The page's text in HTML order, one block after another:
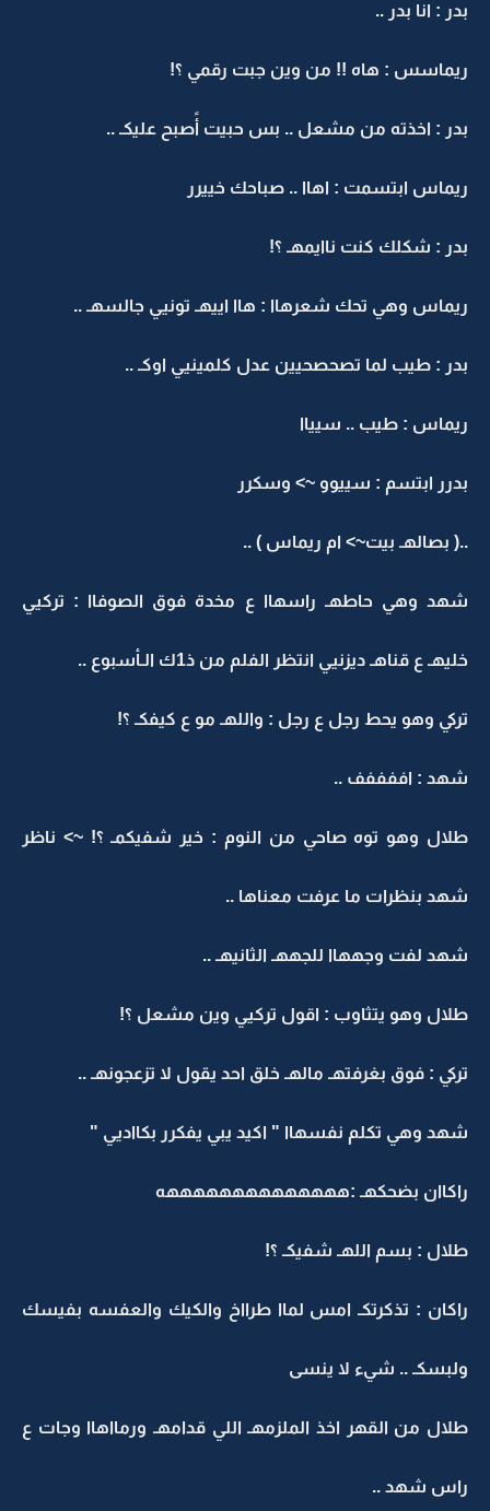
بدر : انا بدر ..
ريماسس : هاه !! من وين جبت رقمي ؟!
بدر : اخذته من مشعل .. بس حبيت أًصبح عليكـ ..
ريماس ابتسمت : اهاا .. صباحك خييرر
بدر : شكلك كنت ناايمهـ ؟!
ريماس وهي تحك شعرهاا : هاا اييهـ تونيي جالسهـ ..
بدر : طيب لما تصحصحيين عدل كلمينيي اوكـ ..
ريماس : طيب .. سيياا
بدرر ابتسم : سييوو ~> وسكرر
..( بصالهـ بيت~> ام ريماس ) ..
شهد وهي حاطهـ راسهاا ع مخدة فوق الصوفاا : تركيي
خليهـ ع قناهـ ديزنيي انتظر الفلم من ذ1ك الـأسبوع ..
تركي وهو يحط رجل ع رجل : واللهـ مو ع كيفكـ ؟!
شهد : اففففف ..
طلال وهو توه صاحي من النوم : خير شفيكمـ ؟! ~> ناظر
شهد بنظرات ما عرفت معناها ..
شهد لفت وجههاا للجههـ الثانيهـ ..
طلال وهو يتثاوب : اقول تركيي وين مشعل ؟!
تركي : فوق بغرفتهـ مالهـ خلق احد يقول لا تزعجونهـ ..
شهد وهي تكلم نفسهاا " اكيد يبي يفكرر بكااديي "
راكاان بضحكهـ :ههههههههههههههه
طلال : بسم اللهـ شفيكـ ؟!
راكان : تذكرتكـ امس لماا طرااخ والكيك والعفسه بفيسك
ولبسكـ .. شيء لا ينسى
طلال من القهر اخذ الملزمهـ اللي قدامهـ ورمااهاا وجات ع
راس شهد ..